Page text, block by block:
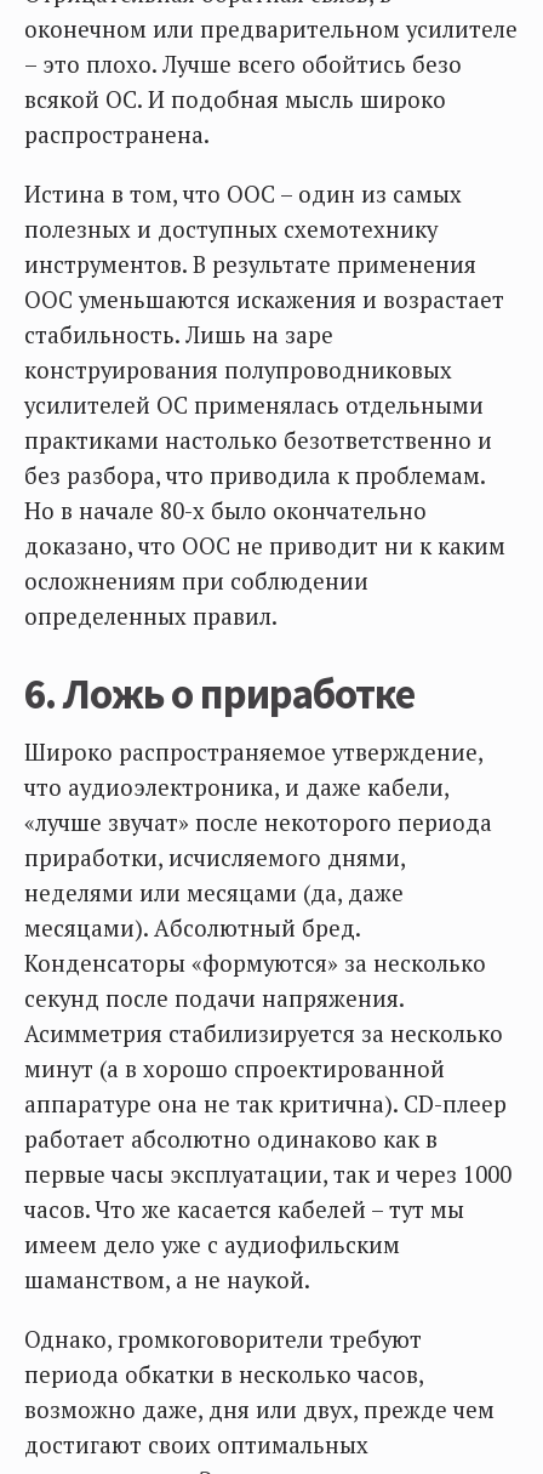
оконечном или предварительном усилителе
– это плохо. Лучше всего обойтись безо
всякой ОС. И подобная мысль широко
распространена.
Истина в том, что ООС – один из самых
полезных и доступных схемотехнику
инструментов. В результате применения
ООС уменьшаются искажения и возрастает
стабильность. Лишь на заре
конструирования полупроводниковых
усилителей ОС применялась отдельными
практиками настолько безответственно и
без разбора, что приводила к проблемам.
Но в начале 80-х было окончательно
доказано, что ООС не приводит ни к каким
осложнениям при соблюдении
определенных правил.
6. Ложь о приработке
Широко распространяемое утверждение,
что аудиоэлектроника, и даже кабели,
«лучше звучат» после некоторого периода
приработки, исчисляемого днями,
неделями или месяцами (да, даже
месяцами). Абсолютный бред.
Конденсаторы «формуются» за несколько
секунд после подачи напряжения.
Асимметрия стабилизируется за несколько
минут (а в хорошо спроектированной
аппаратуре она не так критична). CD-плеер
работает абсолютно одинаково как в
первые часы эксплуатации, так и через 1000
часов. Что же касается кабелей – тут мы
имеем дело уже с аудиофильским
шаманством, а не наукой.
Однако, громкоговорители требуют
периода обкатки в несколько часов,
возможно даже, дня или двух, прежде чем
достигают своих оптимальных